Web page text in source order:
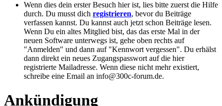
Wenn dies dein erster Besuch hier ist, lies bitte zuerst die Hilfe
durch. Du musst dich registrieren, bevor du Beiträge
verfassen kannst. Du kannst auch jetzt schon Beiträge lesen.
Wenn Du ein altes Mitglied bist, das das erste Mal in der
neuen Software unterwegs ist, gehe oben rechts auf
"Anmelden" und dann auf "Kennwort vergessen". Du erhälst
dann direkt ein neues Zugangspasswort auf die hier
registrierte Mailadresse. Wenn diese nicht mehr existiert,
schreibe eine Email an info@300c-forum.de.
Ankündigung